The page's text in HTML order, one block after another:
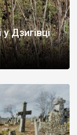
Дзигівці